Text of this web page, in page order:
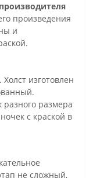
произведения
и
изготовлен
разного размера
с краской в
не сложный,